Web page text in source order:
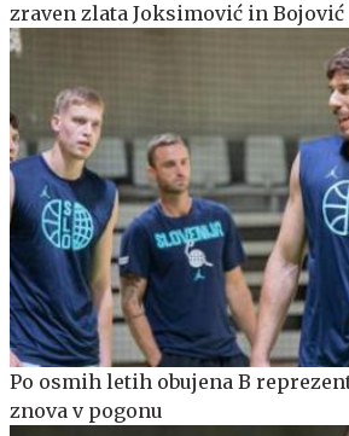
zraven zlata Joksimović in Bojović
Po osmih letih obujena B
znova v pogonu